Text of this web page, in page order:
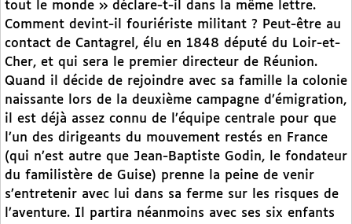
tout le monde » déclare-t-il dans la même lettre.
Comment devint-il fouriériste militant ? Peut-être au
contact de Cantagrel, élu en 1848 député du Loir-et-
Cher, et qui sera le premier directeur de Réunion.
Quand il décide de rejoindre avec sa famille la colonie
naissante lors de la deuxième campagne d’émigration,
il est déjà assez connu de l’équipe centrale pour que
l’un des dirigeants du mouvement restés en France
(qui n’est autre que Jean-Baptiste Godin, le fondateur
du familistère de Guise) prenne la peine de venir
s’entretenir avec lui dans sa ferme sur les risques de
l’aventure. Il partira néanmoins avec ses six enfants